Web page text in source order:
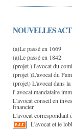
NOUVELLES
(a)Le passé en 1669
(a)Le passé en 1842
(projet ) l'avocat du
(projet )L'avocat du
(projet) L'avocat dans la
l' avocat mandataire
L'avocat conseil en
financier
L'avocat correspondant
L'avocat et le